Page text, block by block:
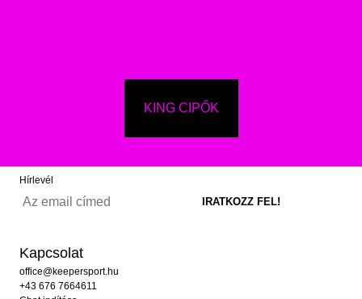
KING CIPŐK
Hírlevél
Kapcsolat
office@keepersport.hu
+43 676 7664611